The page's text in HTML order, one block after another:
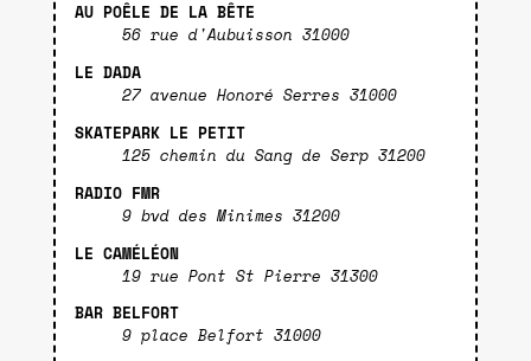
AU POÊLE DE LA BÊTE
56 rue d'Aubuisson 31000
LE DADA
27 avenue Honoré Serres 31000
SKATEPARK LE PETIT
125 chemin du Sang de Serp 31200
RADIO FMR
9 bvd des Minimes 31200
LE CAMÉLÉON
19 rue Pont St Pierre 31300
BAR BELFORT
9 place Belfort 31000